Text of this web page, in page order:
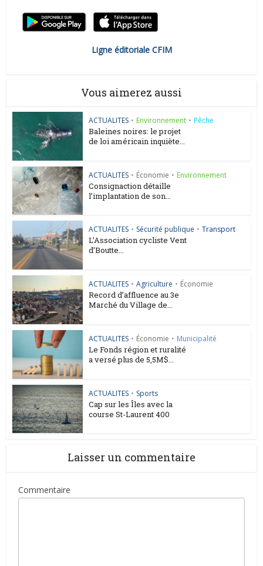
Ligne éditoriale CFIM
Vous aimerez aussi
ACTUALITES • Environnement • Pêche
Baleines noires: le projet
de loi américain inquiète...
ACTUALITES • Économie • Environnement
Consignaction détaille
l’implantation de son...
ACTUALITES • Sécurité publique • Transport
L’Association cycliste Vent
d’Boutte...
ACTUALITES • Agriculture • Économie
Record d’affluence au 3e
Marché du Village de...
ACTUALITES • Économie • Municipalité
Le Fonds région et ruralité
a versé plus de 5,5M$...
ACTUALITES • Sports
Cap sur les Îles avec la
course St-Laurent 400
Laisser un commentaire
Commentaire